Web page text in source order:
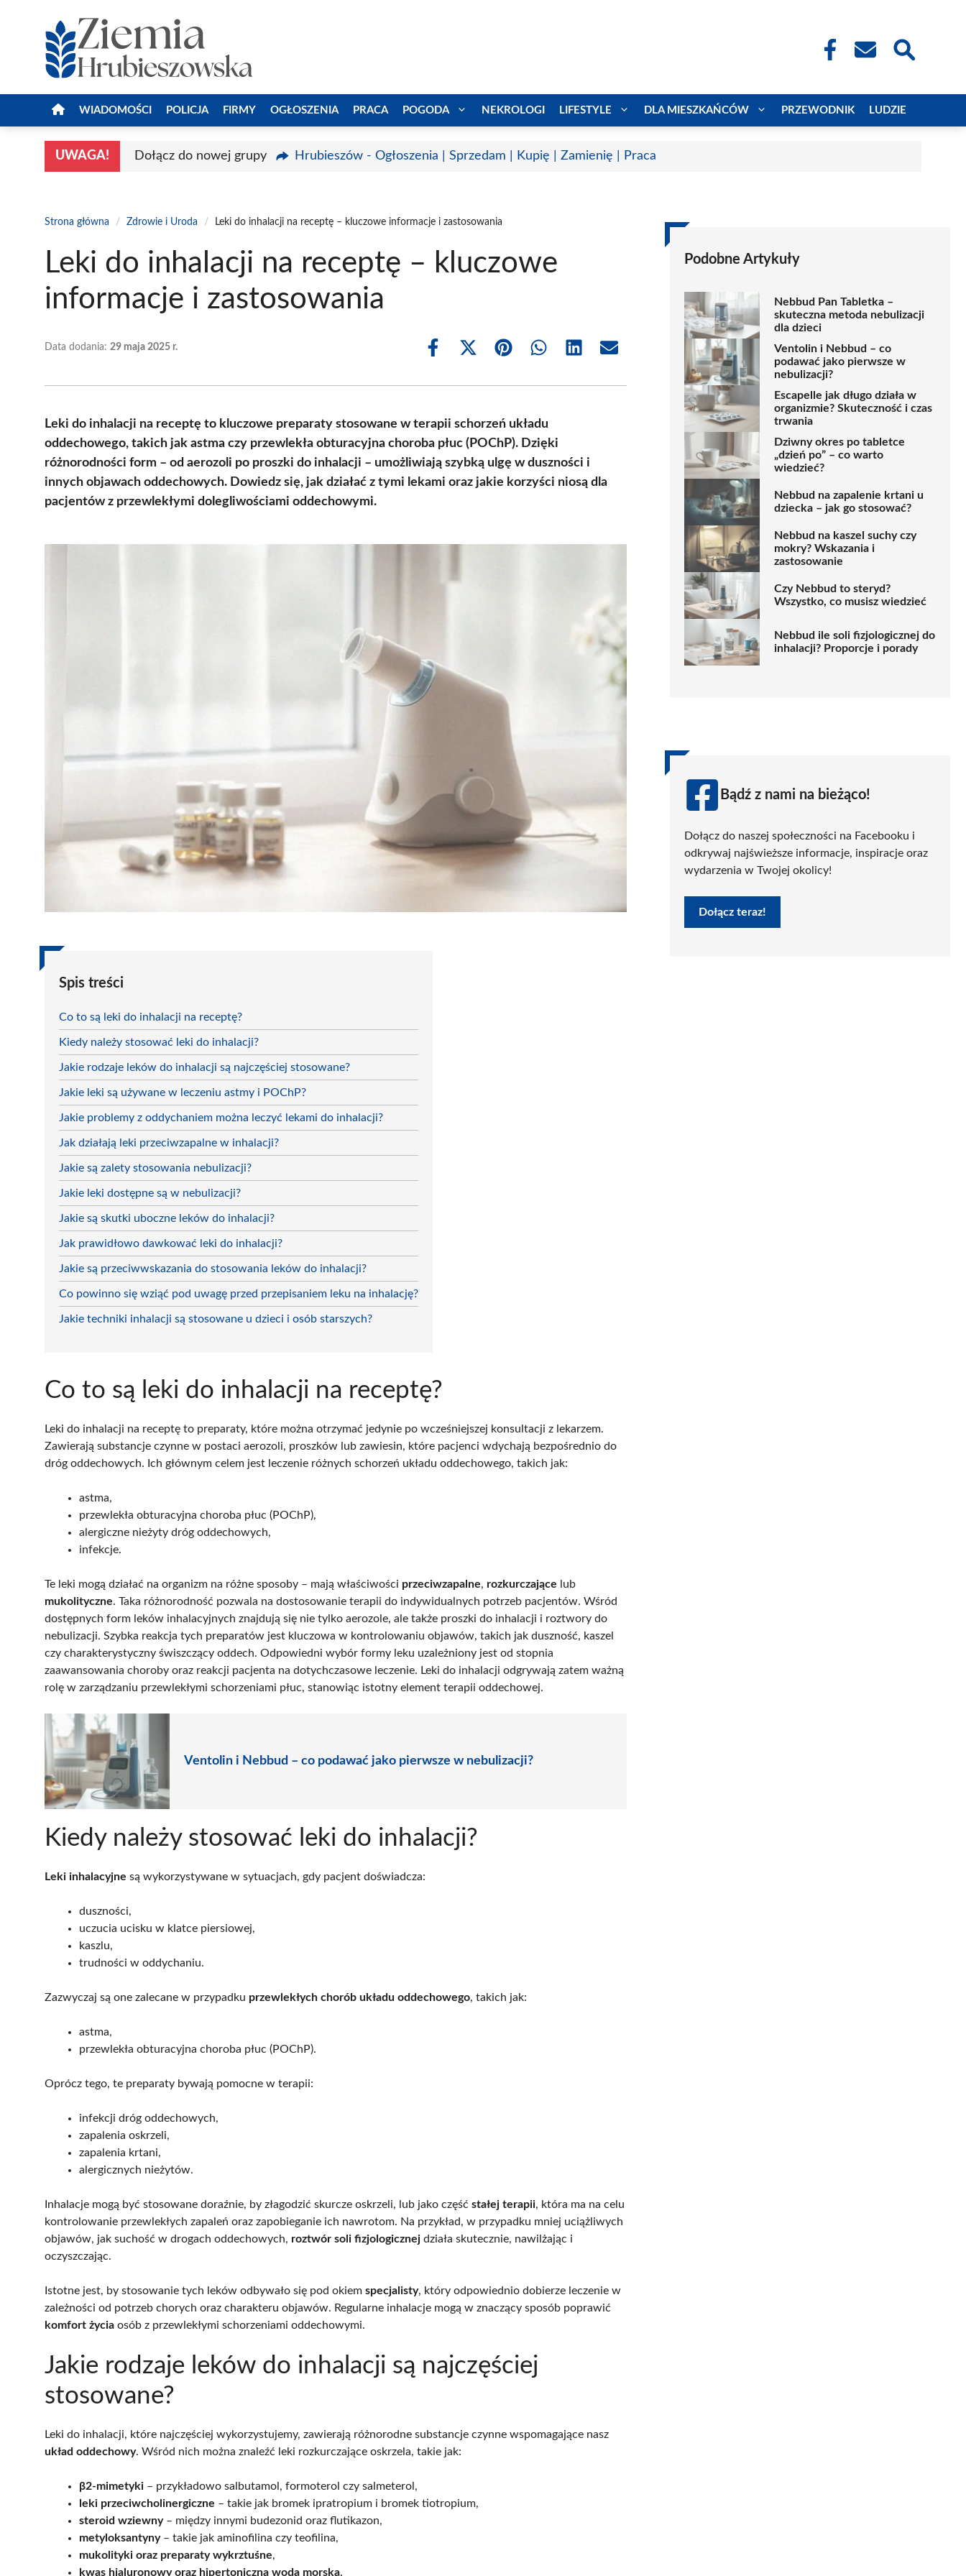
WIADOMOŚCI POLICJA FIRMY OGŁOSZENIA PRACA POGODA NEKROLOGI LIFESTYLE DLA MIESZKAŃCÓW PRZEWODNIK LUDZIE
UWAGA! Dołącz do nowej grupy Hrubieszów - Ogłoszenia | Sprzedam | Kupię | Zamienię | Praca
Strona główna / Zdrowie i Uroda / Leki do inhalacji na receptę – kluczowe informacje i zastosowania
Leki do inhalacji na receptę – kluczowe
informacje i zastosowania
Data dodania: 29 maja 2025 r.
Share
Share
(Twitter)
Share Share Share Share
Leki do inhalacji na receptę to kluczowe preparaty stosowane w terapii schorzeń układu
oddechowego, takich jak astma czy przewlekła obturacyjna choroba płuc (POChP). Dzięki
różnorodności form – od aerozoli po proszki do inhalacji – umożliwiają szybką ulgę w duszności i
innych objawach oddechowych. Dowiedz się, jak działać z tymi lekami oraz jakie korzyści niosą dla
pacjentów z przewlekłymi dolegliwościami oddechowymi.
Spis treści
Co to są leki do inhalacji na receptę?
Kiedy należy stosować leki do inhalacji?
Jakie rodzaje leków do inhalacji są najczęściej stosowane?
Jakie leki są używane w leczeniu astmy i POChP?
Jakie problemy z oddychaniem można leczyć lekami do inhalacji?
Jak działają leki przeciwzapalne w inhalacji?
Jakie są zalety stosowania nebulizacji?
Jakie leki dostępne są w nebulizacji?
Jakie są skutki uboczne leków do inhalacji?
Jak prawidłowo dawkować leki do inhalacji?
Jakie są przeciwwskazania do stosowania leków do inhalacji?
Co powinno się wziąć pod uwagę przed przepisaniem leku na inhalację?
Jakie techniki inhalacji są stosowane u dzieci i osób starszych?
Co to są leki do inhalacji na receptę?
Leki do inhalacji na receptę to preparaty, które można otrzymać jedynie po wcześniejszej konsultacji z lekarzem.
Zawierają substancje czynne w postaci aerozoli, proszków lub zawiesin, które pacjenci wdychają bezpośrednio do
dróg oddechowych. Ich głównym celem jest leczenie różnych schorzeń układu oddechowego, takich jak:
astma,
przewlekła obturacyjna choroba płuc (POChP),
alergiczne nieżyty dróg oddechowych,
infekcje.
Te leki mogą działać na organizm na różne sposoby – mają właściwości przeciwzapalne, rozkurczające lub
mukolityczne. Taka różnorodność pozwala na dostosowanie terapii do indywidualnych potrzeb pacjentów. Wśród
dostępnych form leków inhalacyjnych znajdują się nie tylko aerozole, ale także proszki do inhalacji i roztwory do
nebulizacji. Szybka reakcja tych preparatów jest kluczowa w kontrolowaniu objawów, takich jak duszność, kaszel
czy charakterystyczny świszczący oddech. Odpowiedni wybór formy leku uzależniony jest od stopnia
zaawansowania choroby oraz reakcji pacjenta na dotychczasowe leczenie. Leki do inhalacji odgrywają zatem ważną
rolę w zarządzaniu przewlekłymi schorzeniami płuc, stanowiąc istotny element terapii oddechowej.
Ventolin i Nebbud – co podawać jako pierwsze w nebulizacji?
Kiedy należy stosować leki do inhalacji?
Leki inhalacyjne są wykorzystywane w sytuacjach, gdy pacjent doświadcza:
duszności,
uczucia ucisku w klatce piersiowej,
kaszlu,
trudności w oddychaniu.
Zazwyczaj są one zalecane w przypadku przewlekłych chorób układu oddechowego, takich jak:
astma,
przewlekła obturacyjna choroba płuc (POChP).
Oprócz tego, te preparaty bywają pomocne w terapii:
infekcji dróg oddechowych,
zapalenia oskrzeli,
zapalenia krtani,
alergicznych nieżytów.
Inhalacje mogą być stosowane doraźnie, by złagodzić skurcze oskrzeli, lub jako część stałej terapii, która ma na celu
kontrolowanie przewlekłych zapaleń oraz zapobieganie ich nawrotom. Na przykład, w przypadku mniej uciążliwych
objawów, jak suchość w drogach oddechowych, roztwór soli fizjologicznej działa skutecznie, nawilżając i
oczyszczając.
Istotne jest, by stosowanie tych leków odbywało się pod okiem specjalisty, który odpowiednio dobierze leczenie w
zależności od potrzeb chorych oraz charakteru objawów. Regularne inhalacje mogą w znaczący sposób poprawić
komfort życia osób z przewlekłymi schorzeniami oddechowymi.
Jakie rodzaje leków do inhalacji są najczęściej
stosowane?
Leki do inhalacji, które najczęściej wykorzystujemy, zawierają różnorodne substancje czynne wspomagające nasz
układ oddechowy. Wśród nich można znaleźć leki rozkurczające oskrzela, takie jak:
β2-mimetyki – przykładowo salbutamol, formoterol czy salmeterol,
leki przeciwcholinergiczne – takie jak bromek ipratropium i bromek tiotropium,
steroid wziewny– między innymi budezonid oraz flutikazon,
metyloksantyny– takie jak aminofilina czy teofilina,
mukolityki oraz preparaty wykrztuśne,
kwas hialuronowy oraz hipertoniczna woda morska.
Podobne Artykuły
Nebbud Pan Tabletka –
skuteczna metoda nebulizacji
dla dzieci
Ventolin i Nebbud – co
podawać jako pierwsze w
nebulizacji?
Escapelle jak długo działa w
organizmie? Skuteczność i czas
trwania
Dziwny okres po tabletce
„dzień po” – co warto
wiedzieć?
Nebbud na zapalenie krtani u
dziecka – jak go stosować?
Nebbud na kaszel suchy czy
mokry? Wskazania i
zastosowanie
Czy Nebbud to steryd?
Wszystko, co musisz wiedzieć
Nebbud ile soli fizjologicznej do
inhalacji? Proporcje i porady
Bądź z nami na bieżąco!
Dołącz do naszej społeczności na Facebooku i
odkrywaj najświeższe informacje, inspiracje oraz
wydarzenia w Twojej okolicy!
Dołącz teraz!